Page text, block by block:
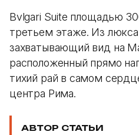
Bvlgari Suite площадью
третьем этаже. Из
захватывающий вид на
расположенный прямо
тихий рай в самом
центра Рима.
АВТОР СТАТЬИ